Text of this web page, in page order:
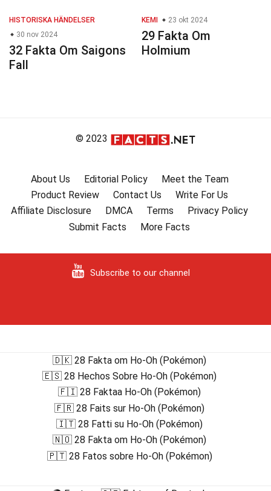
HISTORISKA HÄNDELSER
30 nov 2024
32 Fakta Om Saigons
Fall
KEMI 23 okt 2024
29 Fakta Om
Holmium
© 2023
About Us Editorial Policy
Meet the Team
Product Review
Contact Us
Write For Us
Affiliate Disclosure
DMCA Terms
Privacy Policy
Submit Facts
More Facts
Subscribe to our channel
🇩🇰 28 Fakta om Ho-Oh (Pokémon)
🇪🇸 28 Hechos Sobre Ho-Oh (Pokémon)
🇫🇮 28 Faktaa Ho-Oh (Pokémon)
🇫🇷 28 Faits sur Ho-Oh (Pokémon)
🇮🇹 28 Fatti su Ho-Oh (Pokémon)
🇳🇴 28 Fakta om Ho-Oh (Pokémon)
🇵🇹 28 Fatos sobre Ho-Oh (Pokémon)